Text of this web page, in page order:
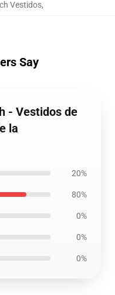
Vestidos,
Say
- Vestidos de
la
20%
80%
0%
0%
0%